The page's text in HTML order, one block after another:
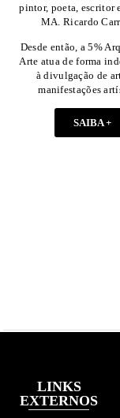
pintor, poeta, escritor
MA. Ricardo
Desde então, a 5%
Arte atua de forma
à divulgação de
manifestações
SAIBA +
LINKS
EXTERNOS